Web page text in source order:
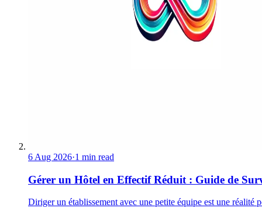
6 Aug 2026·1 min read
Gérer un Hôtel en Effectif Réduit : Guide de
Diriger un établissement avec une petite équipe est une réalité